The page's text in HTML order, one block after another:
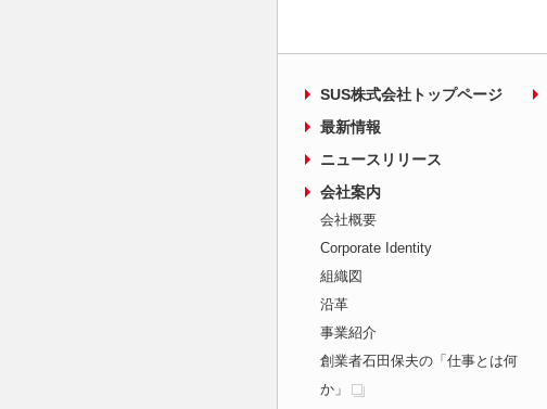
SUS株式会社トップページ
最新情報
ニュースリリース
会社案内
会社概要
Corporate Identity
組織図
沿革
事業紹介
創業者石田保夫の「仕事とは何
か」